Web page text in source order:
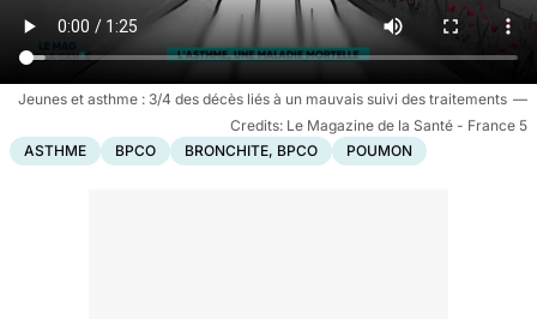
Jeunes et asthme : 3/4 des décès liés à un mauvais suivi des traitements
Le Magazine de la Santé - France 5
ASTHME
BPCO BRONCHITE, BPCO POUMON